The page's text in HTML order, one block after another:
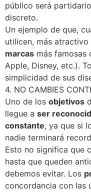
público será
discreto.
Un ejemplo de que,
utilicen, más
marcas más famosas
Apple, Disney, etc.).
simplicidad de sus
4. NO CAMBIES
Uno de los objetivos
llegue a ser
constante, ya que si
nadie terminará
Esto no significa que
hasta que queden
debemos evitar. Los
concordancia con las